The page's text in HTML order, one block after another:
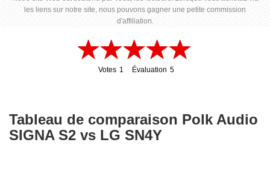
les liens sur notre site, nous pouvons gagner une petite commission
d'affiliation.
Votes 1
Évaluation 5
Tableau de comparaison Polk Audio
SIGNA S2 vs LG SN4Y